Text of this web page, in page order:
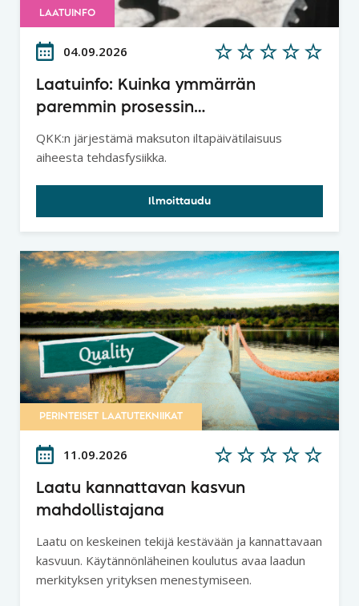
LAATUINFO
04.09.2026
Laatuinfo: Kuinka ymmärrän
paremmin prosessin
lainalaisuudet - Tehdasfysiikka
QKK:n järjestämä maksuton iltapäivätilaisuus
aiheesta tehdasfysiikka.
Ilmoittaudu
PERINTEISET LAATUTEKNIIKAT
11.09.2026
Laatu kannattavan kasvun
mahdollistajana
Laatu on keskeinen tekijä kestävään ja kannattavaan
kasvuun. Käytännönläheinen koulutus avaa laadun
merkityksen yrityksen menestymiseen.